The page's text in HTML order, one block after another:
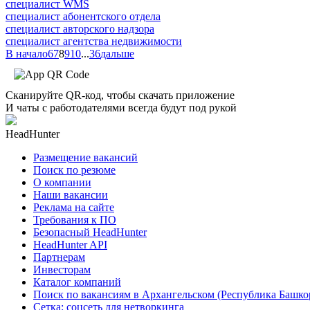
специалист WMS
специалист абонентского отдела
специалист авторского надзора
специалист агентства недвижимости
В начало678910...36дальше
Сканируйте QR-код, чтобы скачать приложение
И чаты с работодателями всегда будут под рукой
HeadHunter
Размещение вакансий
Поиск по резюме
О компании
Наши вакансии
Реклама на сайте
Требования к ПО
Безопасный HeadHunter
HeadHunter API
Партнерам
Инвесторам
Каталог компаний
Поиск по вакансиям в Архангельском (Республика
Сетка: соцсеть для нетворкинга